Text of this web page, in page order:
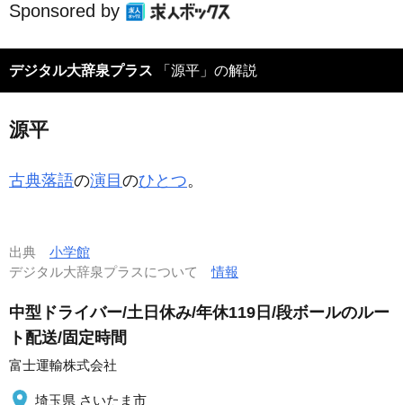
Sponsored by
デジタル大辞泉プラス 「源平」の解説
源平
古典落語の演目 のひとつ。
出典 小学館
デジタル大辞泉プラスについて情報
中型ドライバー/土日休み/年休119日/段ボールのルー
ト配送/固定時間
富士運輸株式会社
埼玉県 さいたま市